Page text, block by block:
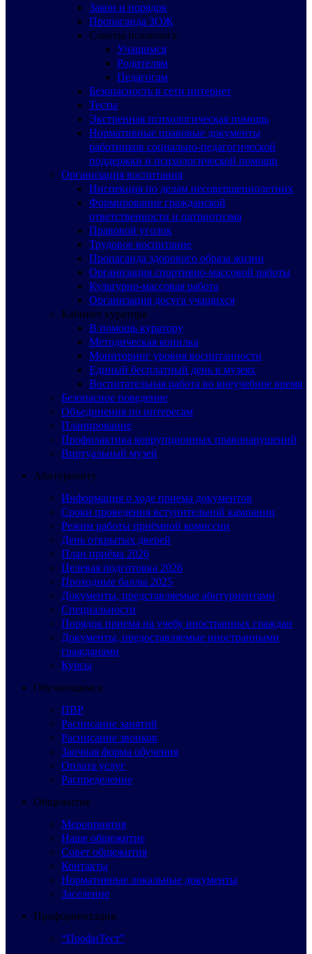
Закон и порядок
Пропаганда ЗОЖ
Советы психолога
Учащимся
Родителям
Педагогам
Безопасность в сети интернет
Тесты
Экстренная психологическая помощь
Нормативные правовые документы
работников социально-педагогической
поддержки и психологической помощи
Организация воспитания
Инспекция по делам несовершеннолетних
Формирование гражданской
ответственности и патриотизма
Правовой уголок
Трудовое воспитание
Пропаганда здорового образа жизни
Организация спортивно-массовой работы
Культурно-массовая работа
Организация досуга учащихся
Кабинет куратора
В помощь куратору
Методическая копилка
Мониторинг уровня воспитанности
Единый бесплатный день в музеях
Воспитательная работа во внеучебное время
Безопасное поведение
Объединения по интересам
Планирование
Профилактика коррупционных правонарушений
Виртуальный музей
Абитуриенту
Информация о ходе приема документов
Сроки проведения вступительной кампании
Режим работы приёмной комиссии
День открытых дверей
План приёма 2026
Целевая подготовка 2026
Проходные баллы 2025
Документы, представляемые абитуриентами
Специальности
Порядок приема на учебу иностранных граждан
Документы, предоставляемые иностранными
гражданами
Курсы
Обучающимся
ПВР
Расписание занятий
Расписание звонков
Заочная форма обучения
Оплата услуг
Распределение
Общежитие
Мероприятия
Наше общежитие
Совет общежития
Контакты
Нормативные локальные документы
Заселение
Профориентация
“ПрофиТест”